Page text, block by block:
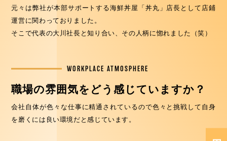
元々は弊社が本部サポートする海鮮丼屋「丼丸」店長として店鋪
運営に関わっておりました。
そこで代表の大川社長と知り合い、その人柄に惚れました（笑）
WORKPLACE ATMOSPHERE
職場の雰囲気をどう感じていますか？
会社自体が色々な仕事に精通されているので色々と挑戦して自身
を磨くには良い環境だと感じています。